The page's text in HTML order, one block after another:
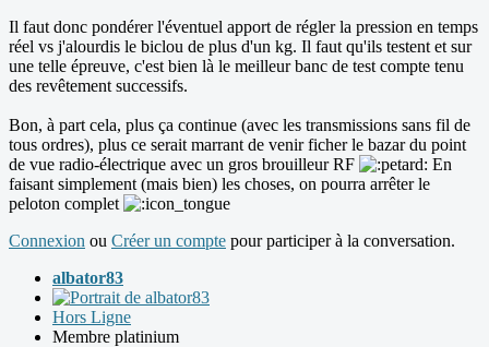
Il faut donc pondérer l'éventuel apport de régler la pression en temps
réel vs j'alourdis le biclou de plus d'un kg. Il faut qu'ils testent et sur
une telle épreuve, c'est bien là le meilleur banc de test compte tenu
des revêtement successifs.
Bon, à part cela, plus ça continue (avec les transmissions sans fil de
tous ordres), plus ce serait marrant de venir ficher le bazar du point
de vue radio-électrique avec un gros brouilleur RF
En
faisant simplement (mais bien) les choses, on pourra arrêter le
peloton complet
Connexion ou Créer un compte pour participer à la conversation.
albator83
Hors Ligne
Membre platinium